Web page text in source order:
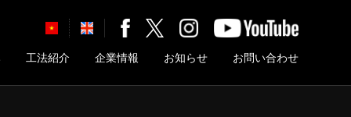
工法紹介 企業情報 お知らせ お問い合わせ